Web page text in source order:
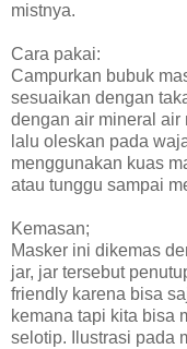
mistnya.
Cara pakai:
Campurkan bubuk
sesuaikan dengan
dengan air mineral air
lalu oleskan pada
menggunakan kuas
atau tunggu sampai
Kemasan;
Masker ini dikemas
jar, jar tersebut
friendly karena bisa
kemana tapi kita bisa
selotip. Ilustrasi pada